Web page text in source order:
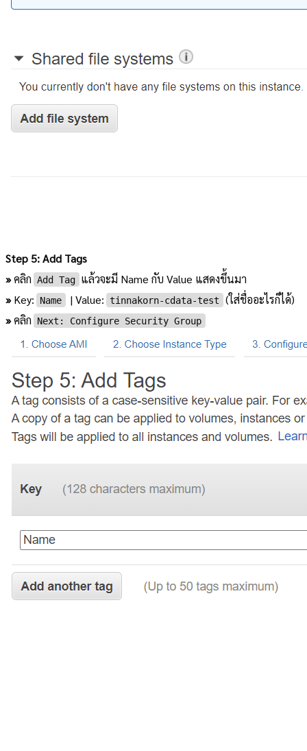
Step 5: Add Tags
»คลิก Add Tag แล้วจะมี Name กับ Value แสดงขึ้นมา
»Key: Name | Value: tinnakorn-cdata-test
(ใส่ชื่ออะไรก็ได้)
»คลิก Next: Configure Security Group